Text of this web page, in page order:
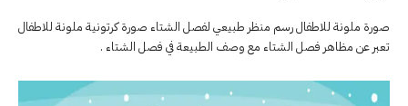
صورة ملونة للاطفال رسم منظر طبيعي لفصل الشتاء صورة كرتونية ملونة للاطفال
تعبر عن مظاهر فصل الشتاء مع وصف الطبيعة في فصل الشتاء .